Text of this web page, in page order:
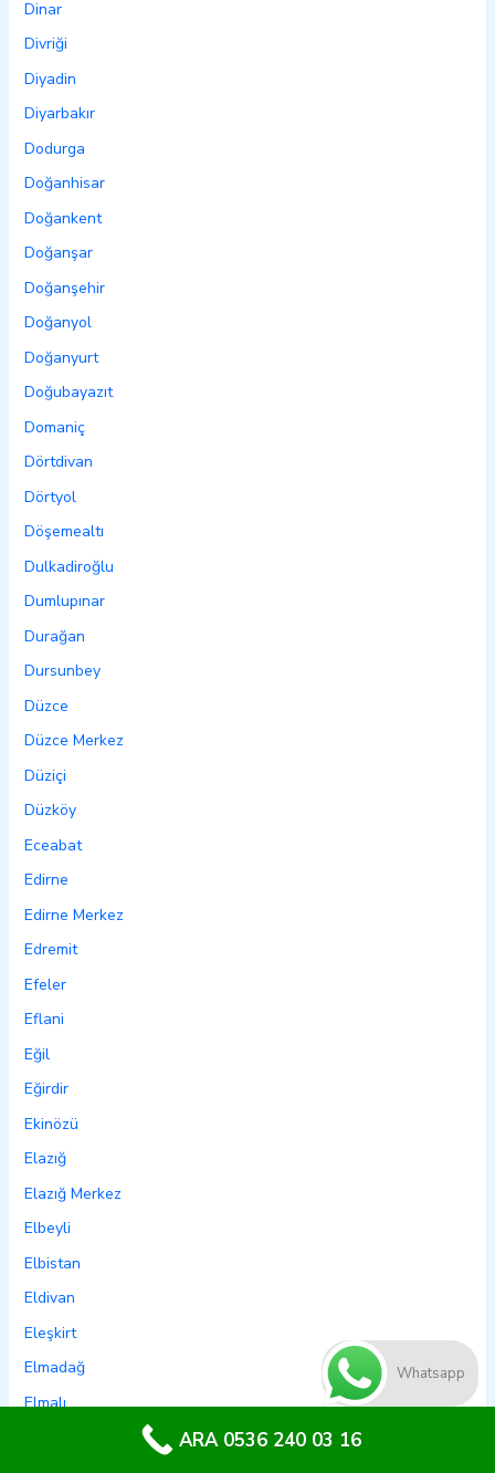
Dinar
Divriği
Diyadin
Diyarbakır
Dodurga
Doğanhisar
Doğankent
Doğanşar
Doğanşehir
Doğanyol
Doğanyurt
Doğubayazıt
Domaniç
Dörtdivan
Dörtyol
Döşemealtı
Dulkadiroğlu
Dumlupınar
Durağan
Dursunbey
Düzce
Düzce Merkez
Düziçi
Düzköy
Eceabat
Edirne
Edirne Merkez
Edremit
Efeler
Eflani
Eğil
Eğirdir
Ekinözü
Elazığ
Elazığ Merkez
Elbeyli
Elbistan
Eldivan
Eleşkirt
Elmadağ
Elmalı
Whatsapp
ARA 0536 240 03 16